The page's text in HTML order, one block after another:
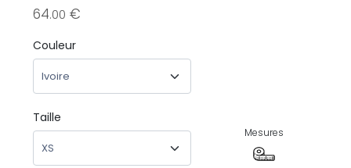
64.00 €
Couleur
Taille
Mesures